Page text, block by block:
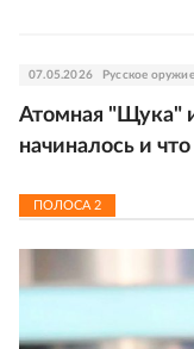
07.05.2026 Русское оружие
Атомная "Щука"
начиналось и
ПОЛОСА2